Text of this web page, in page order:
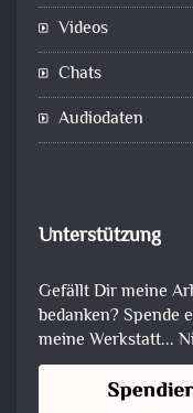
Videos
Chats
Audiodaten
Unterstützung
Gefällt Dir meine
bedanken? Spende
meine Werkstatt...